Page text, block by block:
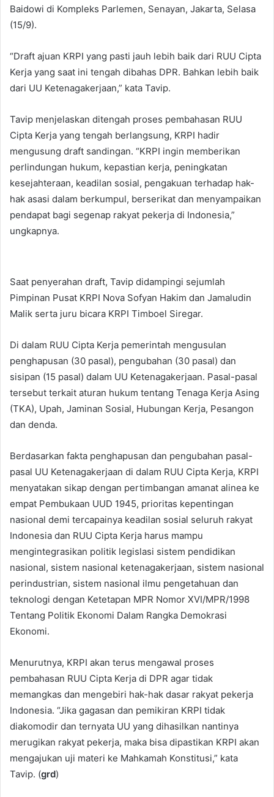
Baidowi di Kompleks Parlemen, Senayan, Jakarta, Selasa
(15/9).
“Draft ajuan KRPI yang pasti jauh lebih baik dari RUU Cipta
Kerja yang saat ini tengah dibahas DPR. Bahkan lebih baik
dari UU Ketenagakerjaan,” kata Tavip.
Tavip menjelaskan ditengah proses pembahasan RUU
Cipta Kerja yang tengah berlangsung, KRPI hadir
mengusung draft sandingan. “KRPI ingin memberikan
perlindungan hukum, kepastian kerja, peningkatan
kesejahteraan, keadilan sosial, pengakuan terhadap hak-
hak asasi dalam berkumpul, berserikat dan menyampaikan
pendapat bagi segenap rakyat pekerja di Indonesia,”
ungkapnya.
Saat penyerahan draft, Tavip didampingi sejumlah
Pimpinan Pusat KRPI Nova Sofyan Hakim dan Jamaludin
Malik serta juru bicara KRPI Timboel Siregar.
Di dalam RUU Cipta Kerja pemerintah mengusulan
penghapusan (30 pasal), pengubahan (30 pasal) dan
sisipan (15 pasal) dalam UU Ketenagakerjaan. Pasal-pasal
tersebut terkait aturan hukum tentang Tenaga Kerja Asing
(TKA), Upah, Jaminan Sosial, Hubungan Kerja, Pesangon
dan denda.
Berdasarkan fakta penghapusan dan pengubahan pasal-
pasal UU Ketenagakerjaan di dalam RUU Cipta Kerja, KRPI
menyatakan sikap dengan pertimbangan amanat alinea ke
empat Pembukaan UUD 1945, prioritas kepentingan
nasional demi tercapainya keadilan sosial seluruh rakyat
Indonesia dan RUU Cipta Kerja harus mampu
mengintegrasikan politik legislasi sistem pendidikan
nasional, sistem nasional ketenagakerjaan, sistem nasional
perindustrian, sistem nasional ilmu pengetahuan dan
teknologi dengan Ketetapan MPR Nomor XVI/MPR/1998
Tentang Politik Ekonomi Dalam Rangka Demokrasi
Ekonomi.
Menurutnya, KRPI akan terus mengawal proses
pembahasan RUU Cipta Kerja di DPR agar tidak
memangkas dan mengebiri hak-hak dasar rakyat pekerja
Indonesia. “Jika gagasan dan pemikiran KRPI tidak
diakomodir dan ternyata UU yang dihasilkan nantinya
merugikan rakyat pekerja, maka bisa dipastikan KRPI akan
mengajukan uji materi ke Mahkamah Konstitusi,” kata
Tavip. (grd)